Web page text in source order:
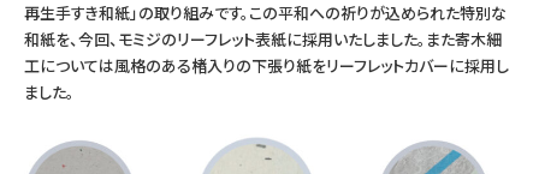
再生手すき和紙」の取り組みです。この平和への祈りが込められた特別な
和紙を、今回、モミジのリーフレット表紙に採用いたしました。また寄木細
工については風格のある楮入りの下張り紙をリーフレットカバーに採用し
ました。